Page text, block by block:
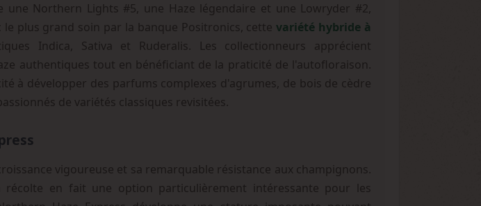
Northern Lights #5, une Haze légendaire et une Lowryder #2,
plus grand soin par la banque Positronics, cettevariété hybride à
Indica, Sativa et Ruderalis. Les collectionneurs apprécient
authentiques tout en bénéficiant de la praticité de l'autofloraison.
à développer des parfums complexes d'agrumes, de bois de cèdre
de variétés classiques revisitées.
vigoureuse et sa remarquable résistance aux champignons.
en fait une option particulièrement intéressante pour les